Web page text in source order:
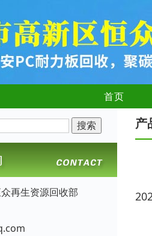
首页
再生资源回收部
产